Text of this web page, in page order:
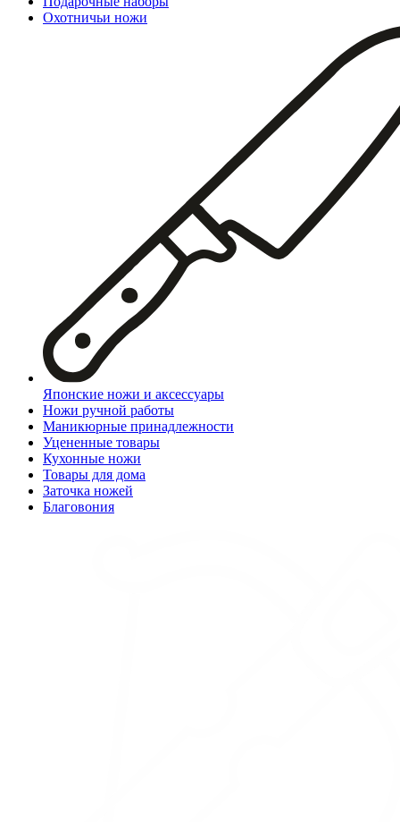
Охотничьи ножи
Японские ножи и аксессуары
Ножи ручной работы
Маникюрные принадлежности
Уцененные товары
Кухонные ножи
Товары для дома
Заточка ножей
Благовония